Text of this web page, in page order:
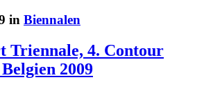
in Biennalen
Triennale, 4. Contour
2009